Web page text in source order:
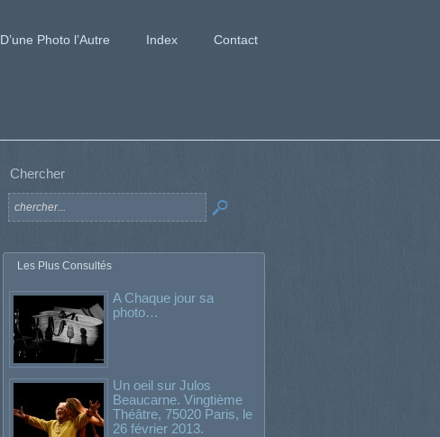
D’une Photo l’Autre Index Contact
Chercher
Les Plus Consultés
A Chaque jour sa
photo…
Un oeil sur Julos
Beaucarne. Vingtième
Théâtre, 75020 Paris, le
26 février 2013.